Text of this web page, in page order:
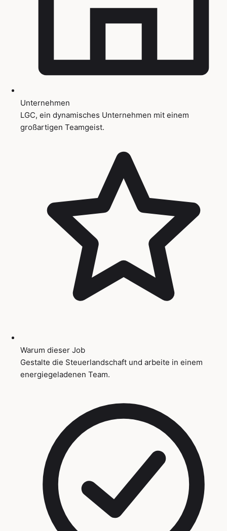
Unternehmen
LGC, ein dynamisches Unternehmen mit einem
großartigen Teamgeist.
Warum dieser Job
Gestalte die Steuerlandschaft und arbeite in einem
energiegeladenen Team.